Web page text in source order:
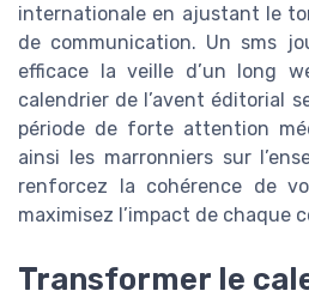
internationale en ajustant le
de communication. Un sms
efficace la veille d’un long
calendrier de l’avent éditorial
période de forte attention
ainsi les marronniers sur
renforcez la cohérence de
maximisez l’impact de chaque
Transformer le